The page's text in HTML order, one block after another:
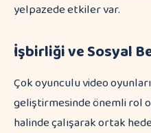
yelpazede etkiler var.
İşbirliği ve Sosyal
Çok oyunculu video
geliştirmesinde önemli rol
halinde çalışarak ortak